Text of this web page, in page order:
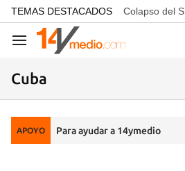
common.go-to-content
TEMAS DESTACADOS Colapso del
Navegación
Cuba
APOYO Para ayudar a 14ymedio